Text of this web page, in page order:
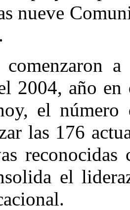
nueve
comenzaron
2004, año
el número
las 176
el